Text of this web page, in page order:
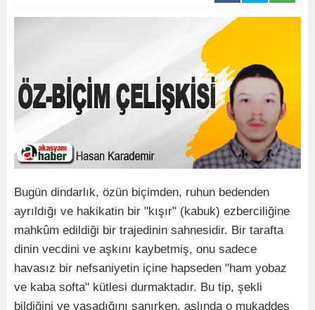
Bugün dindarlık, özün biçimden, ruhun bedenden
ayrıldığı ve hakikatin bir "kışır" (kabuk) ezberciliğine
mahkûm edildiği bir trajedinin sahnesidir. Bir tarafta
dinin vecdini ve aşkını kaybetmiş, onu sadece
havasız bir nefsaniyetin içine hapseden "ham yobaz
ve kaba softa" kütlesi durmaktadır. Bu tip, şekli
bildiğini ve yaşadığını sanırken, aslında o mukaddes